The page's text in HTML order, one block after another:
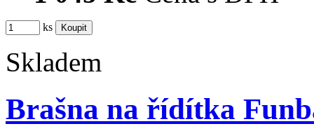
ks
Skladem
Brašna na řídítka